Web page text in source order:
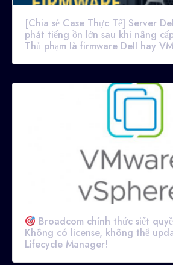
[Chia sẻ Case Thực Tế] Server
phát tiếng ồn lớn sau khi nâng
Thủ phạm là firmware Dell hay
Broadcom chính thức siết
Không có license, không thể
Lifecycle Manager!